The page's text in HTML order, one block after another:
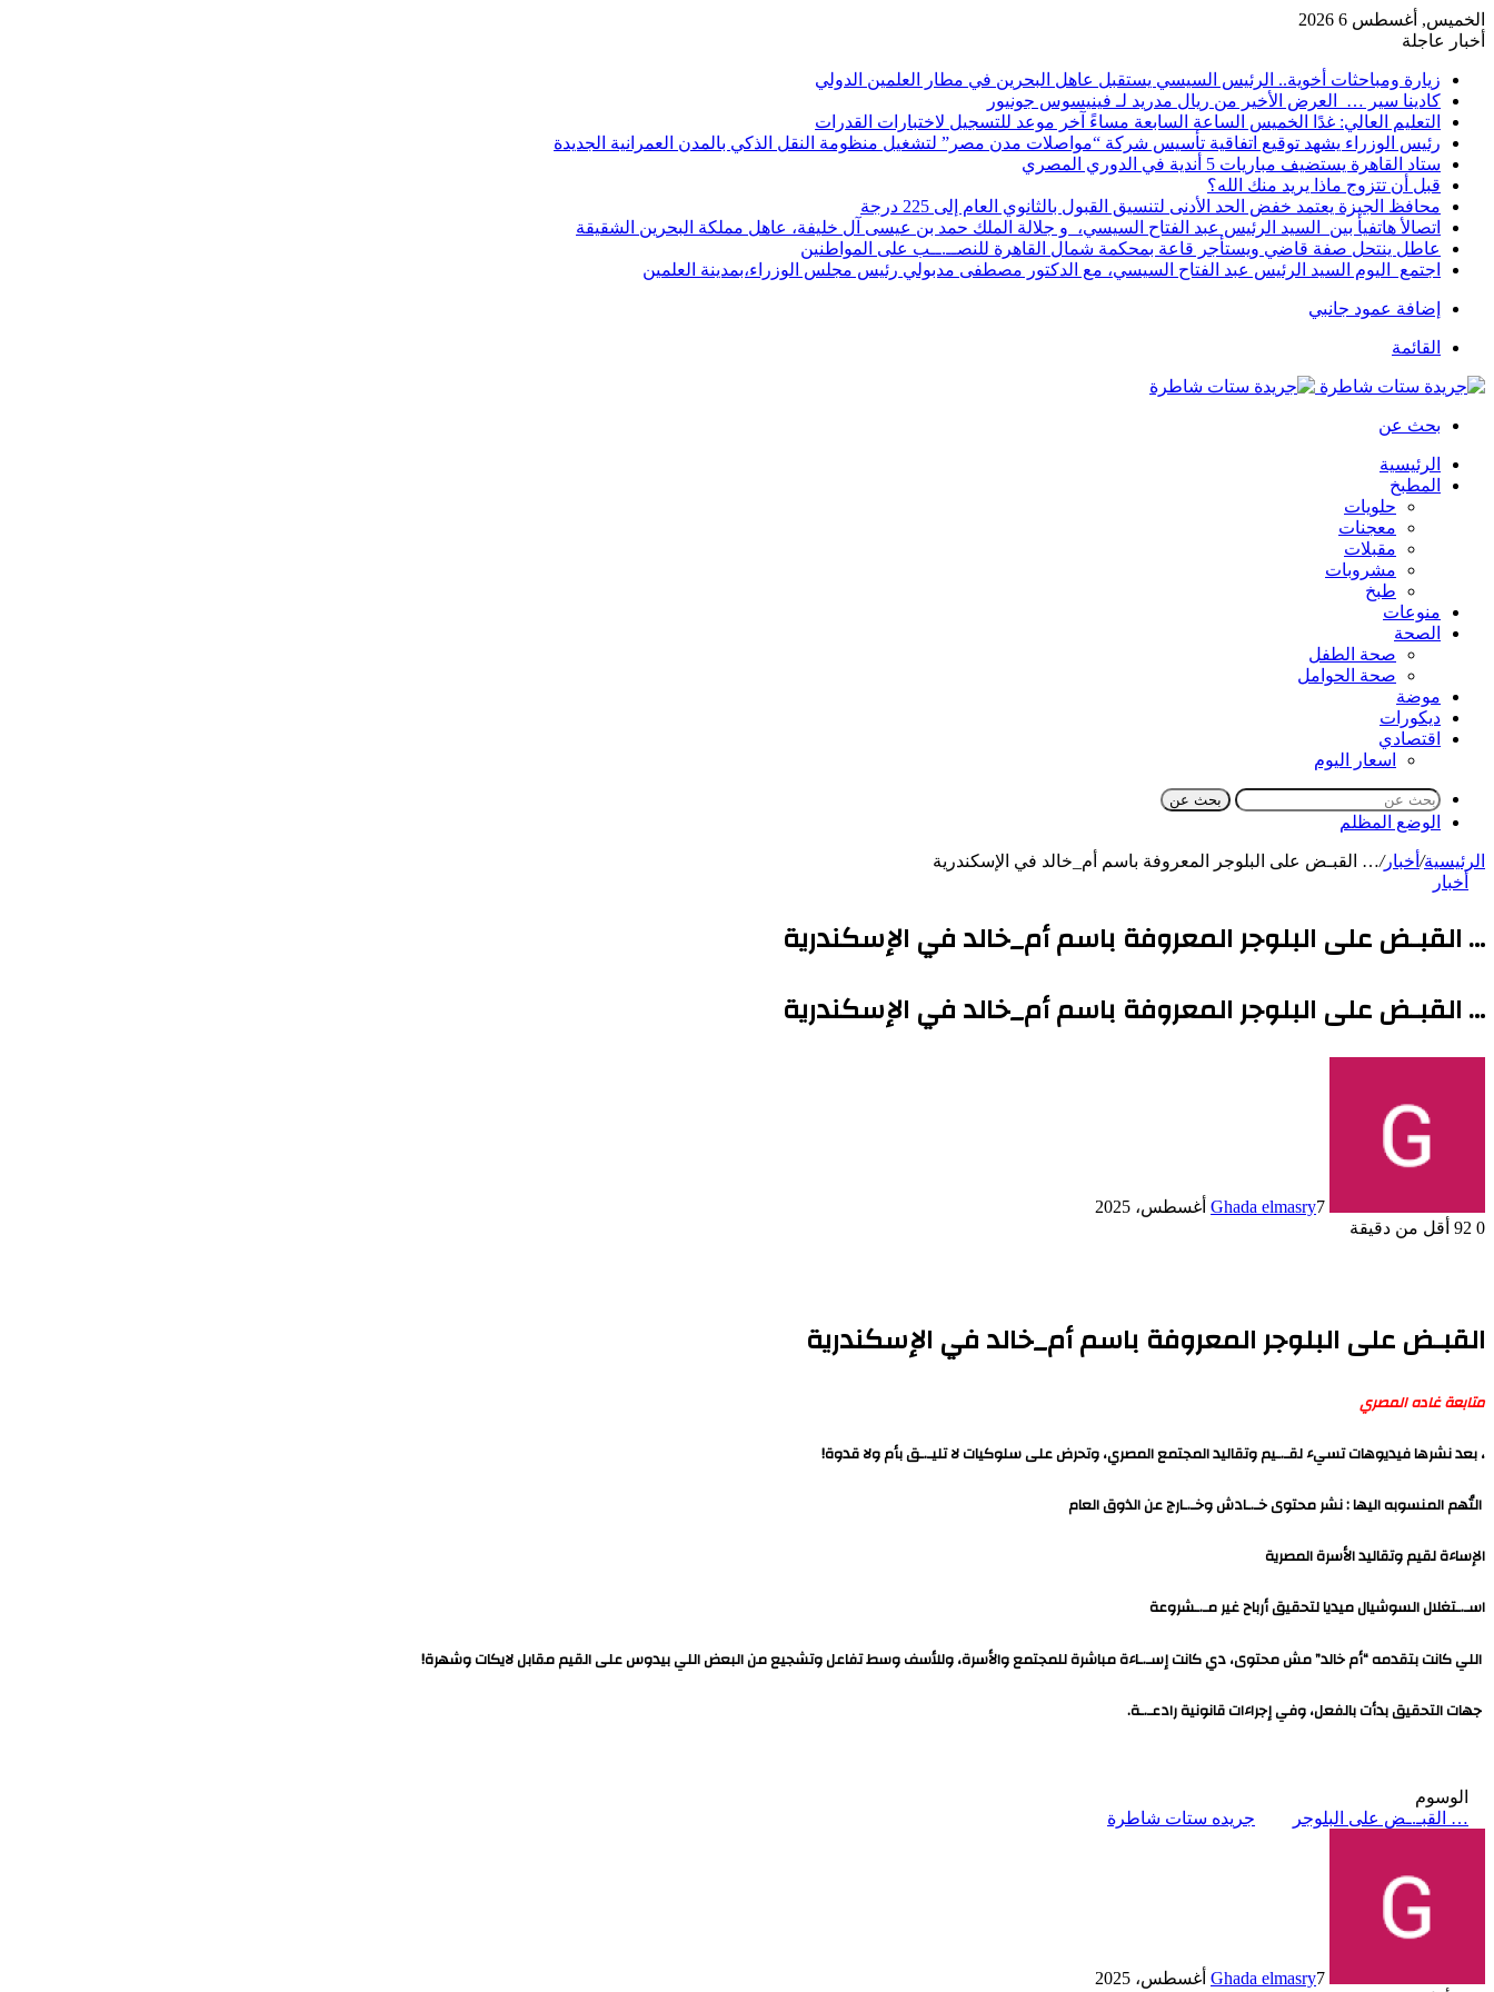
الخميس, أغسطس 6 2026
أخبار عاجلة
زيارة ومباحثات أخوية.. الرئيس السيسي يستقبل عاهل البحرين في مطار العلمين الدولي
كادينا سير … العرض الأخير من ريال مدريد لـ فينيسوس جونيور
التعليم العالي: غدًا الخميس الساعة السابعة مساءً آخر موعد للتسجيل لاختبارات القدرات
رئيس الوزراء يشهد توقيع اتفاقية تأسيس شركة “مواصلات مدن مصر” لتشغيل منظومة النقل الذكي بالمدن العمرانية الجديدة
ستاد القاهرة يستضيف مباريات 5 أندية في الدوري المصري
قبل أن تتزوج ماذا يريد منك الله؟
محافظ الجيزة يعتمد خفض الحد الأدنى لتنسيق القبول بالثانوي العام إلى 225 درجة
اتصالأ هاتفيأ بين السيد الرئيس عبد الفتاح السيسي، و جلالة الملك حمد بن عيسى آل خليفة، عاهل مملكة البحرين الشقيقة
عاطل ينتحل صفة قاضي ويستأجر قاعة بمحكمة شمال القاهرة للنصــ.ــب على المواطنين
اجتمع اليوم السيد الرئيس عبد الفتاح السيسي، مع الدكتور مصطفى مدبولي رئيس مجلس الوزراء،بمدينة العلمين
إضافة عمود جانبي
القائمة
بحث عن
الرئيسية
المطبخ
حلويات
معجنات
مقبلات
مشروبات
طبخ
منوعات
الصحة
صحة الطفل
صحة الحوامل
موضة
ديكورات
اقتصادي
اسعار اليوم
بحث عن
الوضع المظلم
الرئيسية/ أخبار/… القبـض على البلوجر المعروفة باسم أم_خالد في الإسكندرية
أخبار
… القبـض على البلوجر المعروفة باسم أم_خالد في الإسكندرية
… القبـض على البلوجر المعروفة باسم أم_خالد في الإسكندرية
Ghada elmasry7 أغسطس، 2025
0
أقل من دقيقة
القبـض على البلوجر المعروفة باسم أم_خالد في الإسكندرية
متابعة غاده المصري
، بعد نشرها فيديوهات تسيء لقـ.ـيم وتقاليد المجتمع المصري، وتحرض على سلوكيات لا تليـ.ـق بأم ولا قدوة!
التُهم المنسوبه اليها : نشر محتوى خـ.ـادش وخـ.ـارج عن الذوق العام
الإساءة لقيم وتقاليد الأسرة المصرية
اسـ.ـتغلال السوشيال ميديا لتحقيق أرباح غير مـ.ـشروعة
اللي كانت بتقدمه “أم خالد” مش محتوى، دي كانت إسـ.ـاءة مباشرة للمجتمع والأسرة، وللأسف وسط تفاعل وتشجيع من البعض اللي بيدوس على القيم مقابل لايكات وشهرة!
جهات التحقيق بدأت بالفعل، وفي إجراءات قانونية رادعـ.ـة.
الوسوم
… القبـ.ـض على البلوجر
جريده ستات شاطرة
Ghada elmasry7 أغسطس، 2025